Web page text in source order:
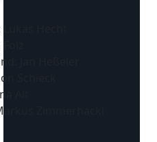
Hecht
Jan Heßeler
Schieck
Alt
Zimmerhackl